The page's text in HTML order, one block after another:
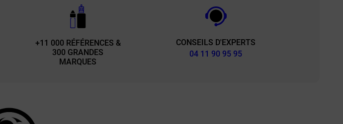
+11 000 RÉFÉRENCES &
300 GRANDES
MARQUES
CONSEILS D'EXPERTS
04 11 90 95 95